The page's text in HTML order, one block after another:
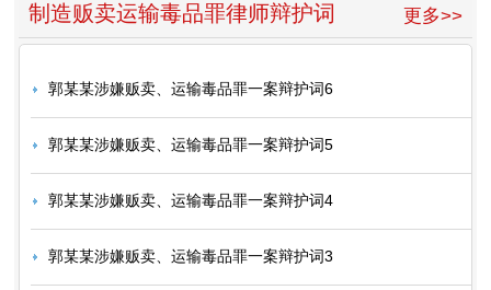
更多>>
制造贩卖运输毒品罪律师辩护词
郭某某涉嫌贩卖、运输毒品罪一案辩护词6
郭某某涉嫌贩卖、运输毒品罪一案辩护词5
郭某某涉嫌贩卖、运输毒品罪一案辩护词4
郭某某涉嫌贩卖、运输毒品罪一案辩护词3